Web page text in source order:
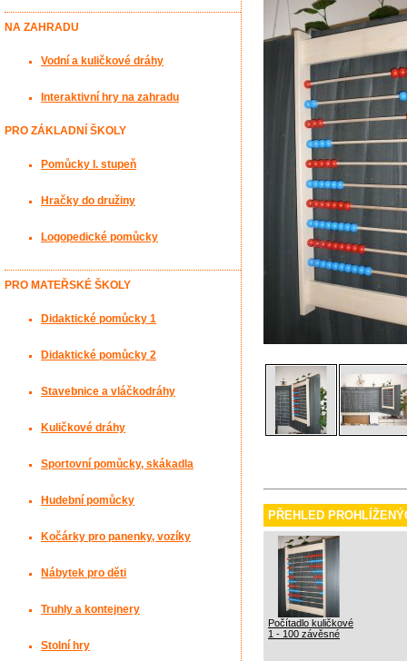
PŘEHLED
Počítadlo kuličkové
1 - 100 závěsné
NA ZAHRADU
Vodní a kuličkové dráhy
Interaktivní hry na zahradu
PRO ZÁKLADNÍ ŠKOLY
Pomůcky I. stupeň
Hračky do družiny
Logopedické pomůcky
PRO MATEŘSKÉ ŠKOLY
Didaktické pomůcky 1
Didaktické pomůcky 2
Stavebnice a vláčkodráhy
Kuličkové dráhy
Sportovní pomůcky, skákadla
Hudební pomůcky
Kočárky pro panenky, vozíky
Nábytek pro děti
Truhly a kontejnery
Stolní hry